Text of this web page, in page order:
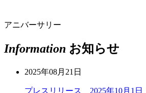
アニバーサリー
Information お知らせ
2025年08月21日
プレスリリース 2025年10月1日